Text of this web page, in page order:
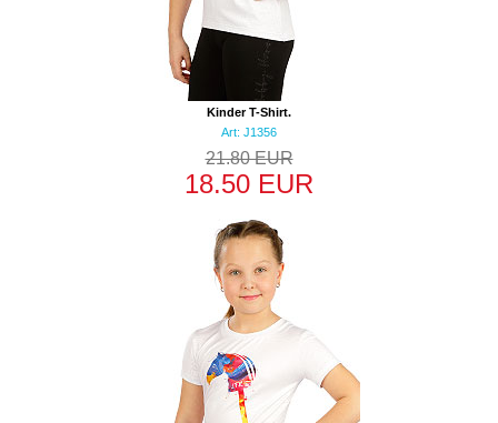
Kinder T-Shirt.
Art: J1356
21.80 EUR
18.50 EUR